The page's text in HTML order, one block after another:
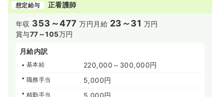
想定給与 正看護師
年収 353～477 万円 月給 23～31 万円
賞与77～105万円
月給内訳
基本給 220,000～300,000円
職務手当 5,000円
精勤手当 5,000円